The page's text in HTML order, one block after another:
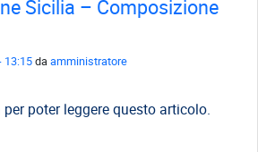
Sicilia – Composizione
13:15daamministratore
poter leggere questo articolo.